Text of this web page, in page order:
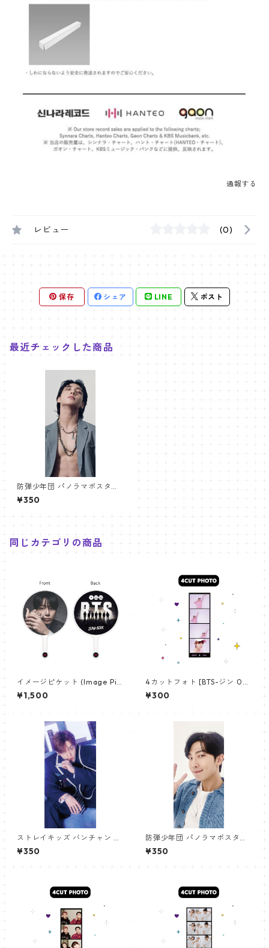
通報する
レビュー (0)
保存 シェア LINE ポスト
最近チェックした商品
防弾少年団 パノラマポスター
(BTS Poster) 700*330mm
【ジョングク Jungkook-27】
¥350
同じカテゴリの商品
イメージピケット (Image Pic
ket) うちわ - ジョングク (JU
NGKOOK_19)
¥1,500
4カットフォト [BTS-ジン 02]
4CUT PHOTO BTS-JIN 02
¥300
ストレイキッズ バンチャン パ
ノラマポスター (Stray Kids B
angchan Poster) 700*330
¥350
防弾少年団 パノラマポスター
(BTS Poster) 700*330mm
【アールエム RM-14】
¥350